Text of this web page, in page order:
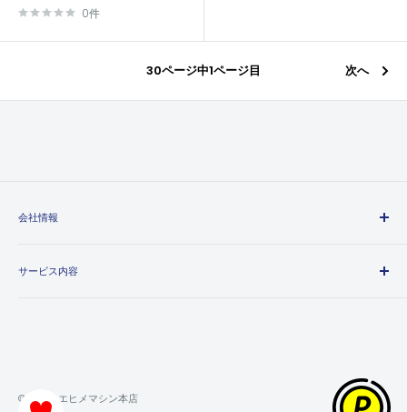
価 0件
30ページ中1ページ目 次へ
会社情報
会社概要
サービス内容
ポイントの獲得・利用方法について
© 2026 エヒメマシン本店